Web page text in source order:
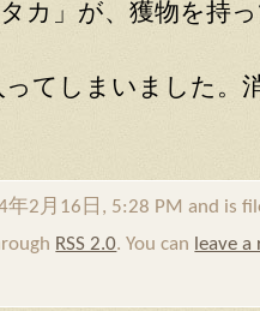
カ」が、獲物を持
ってしまいました。
年2月16日, 5:28 PM and is
RSS 2.0. You can leave a